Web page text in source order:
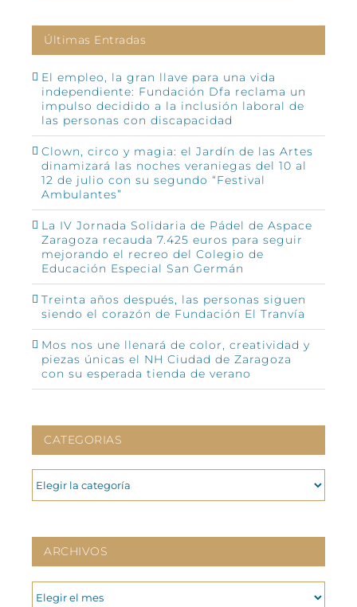
Últimas Entradas
El empleo, la gran llave para una vida
independiente: Fundación Dfa reclama un
impulso decidido a la inclusión laboral de
las personas con discapacidad
Clown, circo y magia: el Jardín de las Artes
dinamizará las noches veraniegas del 10 al
12 de julio con su segundo “Festival
Ambulantes”
La IV Jornada Solidaria de Pádel de Aspace
Zaragoza recauda 7.425 euros para seguir
mejorando el recreo del Colegio de
Educación Especial San Germán
Treinta años después, las personas siguen
siendo el corazón de Fundación El Tranvía
Mos nos une llenará de color, creatividad y
piezas únicas el NH Ciudad de Zaragoza
con su esperada tienda de verano
CATEGORIAS
CATEGORIAS
ARCHIVOS
ARCHIVOS